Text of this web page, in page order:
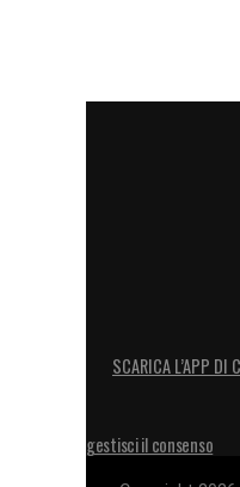
SCARICA L’APP DI
gestisci il consenso